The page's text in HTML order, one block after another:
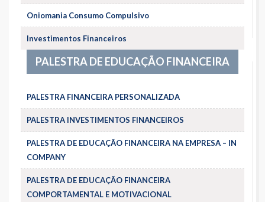
Oniomania Consumo Compulsivo
Investimentos Financeiros
PALESTRA DE EDUCAÇÃO FINANCEIRA
PALESTRA FINANCEIRA PERSONALIZADA
PALESTRA INVESTIMENTOS FINANCEIROS
PALESTRA DE EDUCAÇÃO FINANCEIRA NA EMPRESA – IN
COMPANY
PALESTRA DE EDUCAÇÃO FINANCEIRA
COMPORTAMENTAL E MOTIVACIONAL